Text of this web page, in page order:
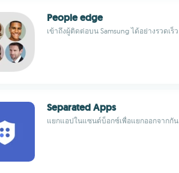
People edge
เข้าถึงผู้ติดต่อบน Samsung ได้อย่างรวดเร็ว
Separated Apps
แยกแอปในแซนด์บ็อกซ์เพื่อแยกออกจากกัน